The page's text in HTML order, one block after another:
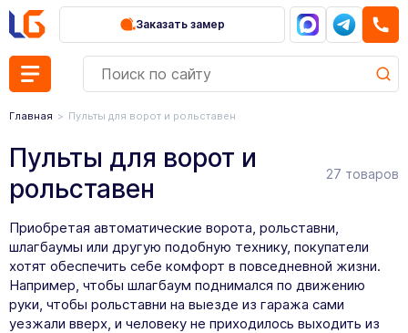
Заказать замер
Главная Пульты для ворот и рольставен
Пульты для ворот и
рольставен
27 товаров
Приобретая автоматические ворота, рольставни,
шлагбаумы или другую подобную технику, покупатели
хотят обеспечить себе комфорт в повседневной жизни.
Например, чтобы шлагбаум поднимался по движению
руки, чтобы рольставни на выезде из гаража сами
уезжали вверх, и человеку не приходилось выходить из